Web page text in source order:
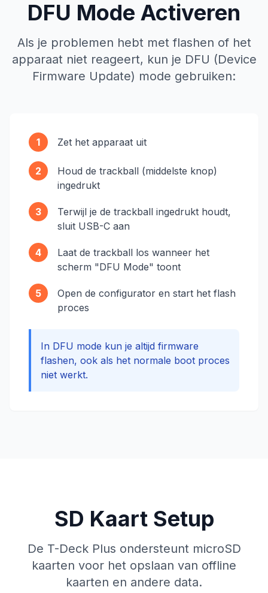
DFU Mode Activeren
Als je problemen hebt met flashen of het
apparaat niet reageert, kun je DFU (Device
Firmware Update) mode gebruiken:
1 Zet het apparaat uit
2
Houd de trackball (middelste knop)
ingedrukt
3
Terwijl je de trackball ingedrukt houdt,
sluit USB-C aan
4
Laat de trackball los wanneer het
scherm "DFU Mode" toont
5
Open de configurator en start het flash
proces
In DFU mode kun je altijd firmware
flashen, ook als het normale boot proces
niet werkt.
SD Kaart Setup
De T-Deck Plus ondersteunt microSD
kaarten voor het opslaan van offline
kaarten en andere data.